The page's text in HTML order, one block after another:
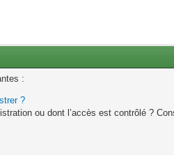
:
?
ou dont l’accès est contrôlé ?